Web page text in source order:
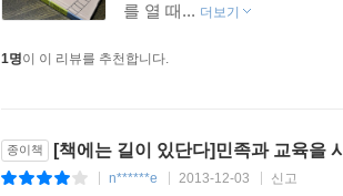
를 열 때... 더보기
1명이 이 리뷰를 추천합니다.
종이책 [책에는 길이 있단다]민족과 교육을
n******e 2013-12-03 신고